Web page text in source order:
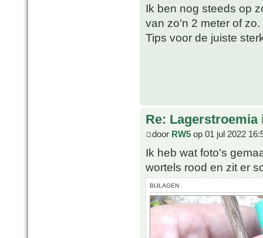
Ik ben nog steeds op
van zo'n 2 meter of
Tips voor de juiste
Re:
door RW5 op 01 jul 2022
Ik heb wat foto's
wortels rood en zit er
BIJLAGEN